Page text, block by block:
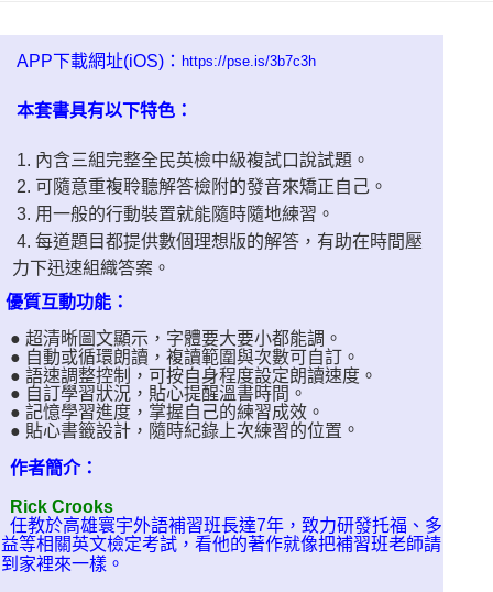
APP下載網址(iOS)： https://pse.is/3b7c3h
本套書具有以下特色：
1. 內含三組完整全民英檢中級複試口說試題。
2. 可隨意重複聆聽解答檢附的發音來矯正自己。
3. 用一般的行動裝置就能隨時隨地練習。
4. 每道題目都提供數個理想版的解答，有助在時間壓
力下迅速組織答案。
優質互動功能：
● 超清晰圖文顯示，字體要大要小都能調。
● 自動或循環朗讀，複讀範圍與次數可自訂。
● 語速調整控制，可按自身程度設定朗讀速度。
● 自訂學習狀況，貼心提醒溫書時間。
● 記憶學習進度，掌握自己的練習成效。
● 貼心書籤設計，隨時紀錄上次練習的位置 。
作者簡介：
Rick Crooks
任教於高雄寰宇外語補習班長達7年，致力研發托福、多
益等相關英文檢定考試，看他的著作就像把補習班老師請
到家裡來一樣。